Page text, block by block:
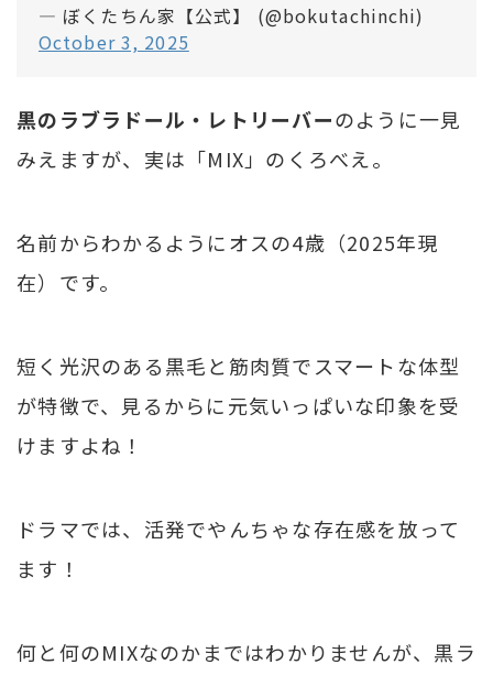
— ぼくたちん家【公式】 (@bokutachinchi)
October 3, 2025
黒のラブラドール・レトリーバーのように一見
みえますが、実は「MIX」のくろべえ。
名前からわかるようにオスの4歳（2025年現
在）です。
短く光沢のある黒毛と筋肉質でスマートな体型
が特徴で、見るからに元気いっぱいな印象を受
けますよね！
ドラマでは、活発でやんちゃな存在感を放って
ます！
何と何のMIXなのかまではわかりませんが、黒ラ